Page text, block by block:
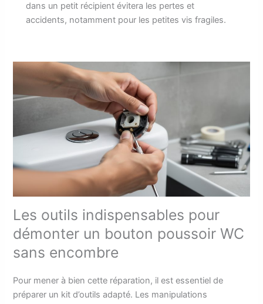
dans un petit récipient évitera les pertes et
accidents, notamment pour les petites vis fragiles.
Les outils indispensables pour
démonter un bouton poussoir WC
sans encombre
Pour mener à bien cette réparation, il est essentiel de
préparer un kit d’outils adapté. Les manipulations